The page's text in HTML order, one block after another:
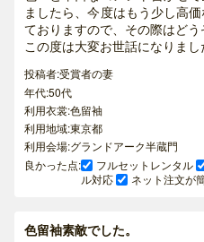
ましたら、今度はもう少し高
ておりますので、その際はどう
この度は大変お世話になりまし
投稿者:受賞者の妻
年代:50代
利用衣裳:色留袖
利用地域:東京都
利用会場:グランドアーク半蔵門
良かった点:
フルセットレンタル
ル対応
ネット注文が
色留袖素敵でした。